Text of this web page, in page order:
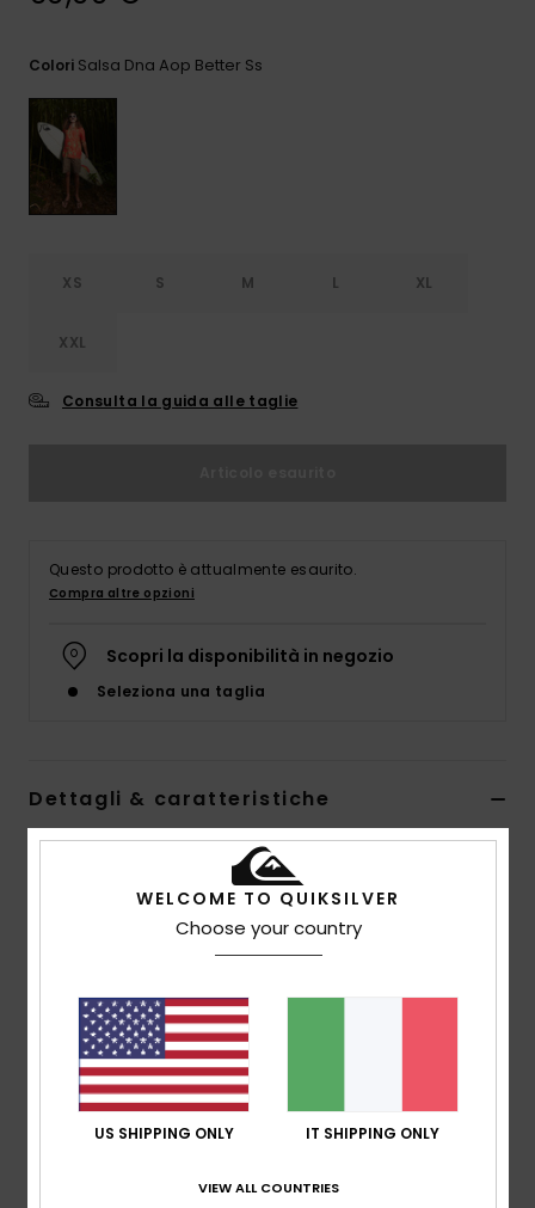
contatto.
Colori Salsa Dna Aop Better Ss
XS S M L XL
XXL
Consulta la guida alle taglie
Questo prodotto è attualmente esaurito.
Compra altre opzioni
Scopri la disponibilità in negozio
Seleziona una taglia
Dettagli & caratteristiche
Camicia a maniche corte Rosso Uomo
AQYWT03326 Codice colore rzm6
Collezione:collezione DNA
Tessuto:tessuto in popeline misto di viscosa e
cotone biologico
lavaggio:lavaggio in capo
vestibilità:vestibilità regular
WELCOME TO QUIKSILVER
Choose your country
US SHIPPING ONLY IT SHIPPING ONLY
VIEW ALL COUNTRIES